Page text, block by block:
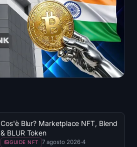
Cos'è Blur? Marketplace NFT, Blend
& BLUR Token
GUIDE NFT 7 agosto 2026·4